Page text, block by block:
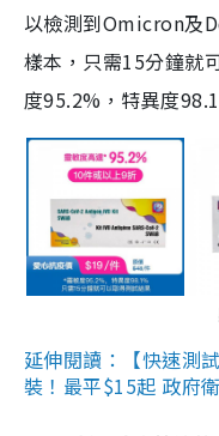
以檢測到Omicron及
樣本，只需15分鐘就
度95.2%，特異度
延伸閱讀：【快速測
裝！最平$15起 政府